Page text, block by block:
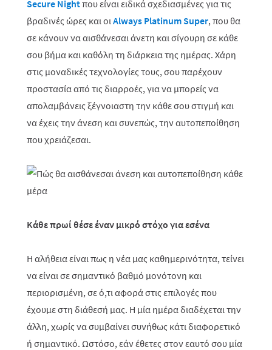
Secure Nightπου είναι ειδικά σχεδιασμένες για τις
βραδινές ώρες και οιAlways Platinum Super, που θα
σε κάνουν να αισθάνεσαι άνετη και σίγουρη σε κάθε
σου βήμα και καθόλη τη διάρκεια της ημέρας. Χάρη
στις μοναδικές τεχνολογίες τους, σου παρέχουν
προστασία από τις διαρροές, για να μπορείς να
απολαμβάνεις ξέγνοιαστη την κάθε σου στιγμή και
να έχεις την άνεση και συνεπώς, την αυτοπεποίθηση
που χρειάζεσαι.
Κάθε πρωί θέσε έναν μικρό στόχο για εσένα
Η αλήθεια είναι πως η νέα μας καθημερινότητα, τείνει
να είναι σε σημαντικό βαθμό μονότονη και
περιορισμένη, σε ό,τι αφορά στις επιλογές που
έχουμε στη διάθεσή μας. Η μία ημέρα διαδέχεται την
άλλη, χωρίς να συμβαίνει συνήθως κάτι διαφορετικό
ή σημαντικό. Ωστόσο, εάν έθετες στον εαυτό σου μία